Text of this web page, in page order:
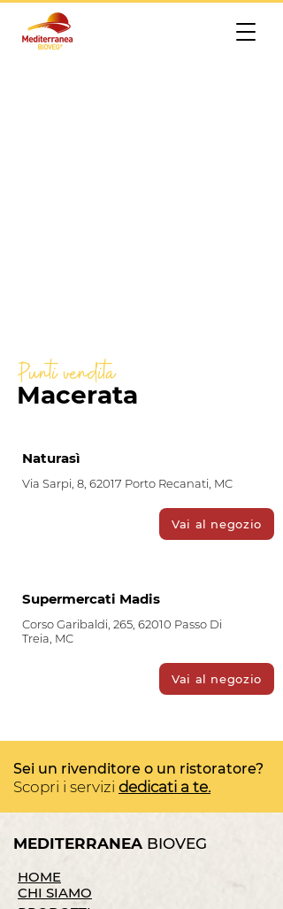
Punti vendita
Macerata
Naturasì
Via Sarpi, 8, 62017 Porto Recanati, MC
Vai al negozio
Supermercati Madis
Corso Garibaldi, 265, 62010 Passo Di
Treia, MC
Vai al negozio
Sei un rivenditore o un ristoratore?
Scopri i servizi dedicati a te.
MEDITERRANEA BIOVEG
HOME
CHI SIAMO